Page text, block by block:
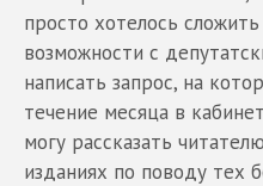
просто хотелось
возможности с
написать запрос, на
течение месяца в
могу рассказать
изданиях по поводу тех